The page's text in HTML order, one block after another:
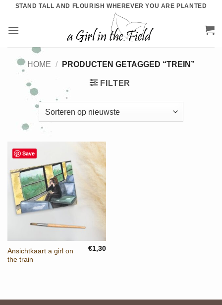
inhoud
STAND TALL AND FLOURISH WHEREVER YOU ARE PLANTED
HOME / PRODUCTEN GETAGGED “TREIN”
FILTER
Save
Ansichtkaart a girl on
the train
€1,30